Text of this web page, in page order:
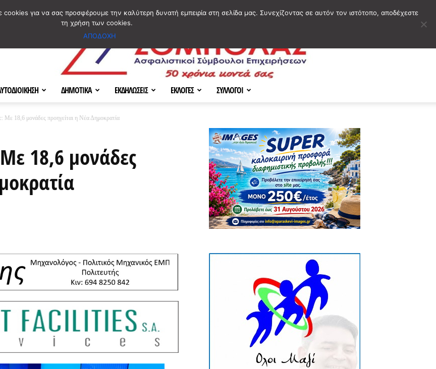
ΔΗΜΟΤΙΚΑ ΕΚΔΗΛΩΣΕΙΣ ΕΚΛΟΓΕΣ ΣΥΛΛΟΓΟΙ
18,6 μονάδες προηγείται η Νέα Δημοκρατία
18,6 μονάδες
για να σας προσφέρουμε την καλύτερη δυνατή εμπειρία στη σελίδα μας. Συνεχίζοντας σε αυτόν τον ιστότοπο, αποδέχεστε
τη χρήση των cookies.
ΑΠΟΔΟΧΗ